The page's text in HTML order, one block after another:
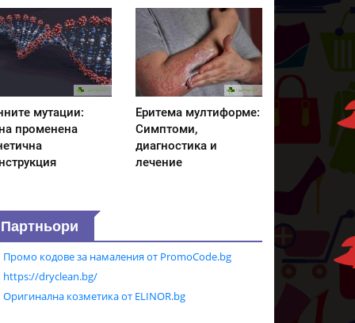
мутации:
променена
Еритема мултиформе:
Симптоми,
диагностика и
лечение
Партньори
Промо кодове за намаления от PromoCode.bg
https://dryclean.bg/
Оригинална козметика от ELINOR.bg